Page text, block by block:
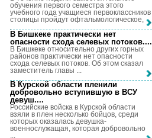
обучения первого семестра этого
учебного года учащиеся первоклассников
столицы пройдут офтальмологическое, ...
В Бишкеке практически нет
опасности схода селевых потоков....
В Бишкеке относительно других горных
районов практически нет опасности
схода селевых потоков. Об этом сказал
заместитель главы ...
В Курской области пленили
добровольно вступившую в ВСУ
девуш....
Российские войска в Курской области
взяли в плен несколько бойцов, среди
которых оказалась девушка-
военнослужащая, которая добровольно
...